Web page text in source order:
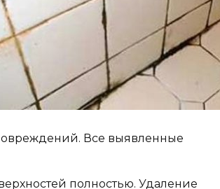
Все выявленные
полностью. Удаление